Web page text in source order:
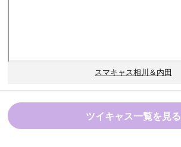
スマキャス相川＆内田
ツイキャス一覧を見る